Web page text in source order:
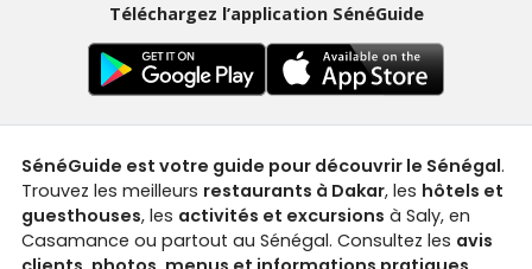
Téléchargez l’application SénéGuide
SénéGuide est votre guide pour découvrir le Sénégal.
Trouvez les meilleurs restaurants à Dakar, les hôtels et
guesthouses, les activités et excursions à Saly, en
Casamance ou partout au Sénégal. Consultez les avis